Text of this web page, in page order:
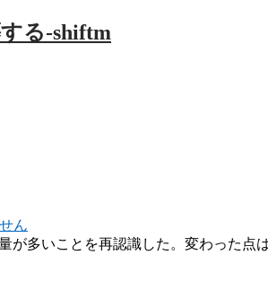
ん
が多いことを再認識した。変わった